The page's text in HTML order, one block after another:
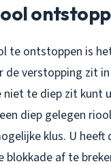
te ontstoppen is
de verstopping zit
te diep zit kunt
diep gelegen
klus. U
blokkade af te